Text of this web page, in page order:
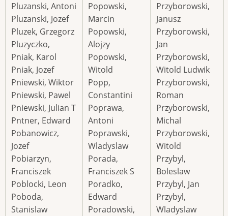
Pluzanski, Antoni
Pluzanski, Jozef
Pluzek, Grzegorz
Pluzyczko,
Pniak, Karol
Pniak, Jozef
Pniewski, Wiktor
Pniewski, Pawel
Pniewski, Julian T
Pntner, Edward
Pobanowicz,
Jozef
Pobiarzyn,
Franciszek
Poblocki, Leon
Poboda,
Stanislaw
Popowski,
Marcin
Popowski,
Alojzy
Popowski,
Witold
Popp,
Constantini
Poprawa,
Antoni
Poprawski,
Wladyslaw
Porada,
Franciszek S
Poradko,
Edward
Poradowski,
Przyborowski,
Janusz
Przyborowski,
Jan
Przyborowski,
Witold Ludwik
Przyborowski,
Roman
Przyborowski,
Michal
Przyborowski,
Witold
Przybyl,
Boleslaw
Przybyl, Jan
Przybyl,
Wladyslaw